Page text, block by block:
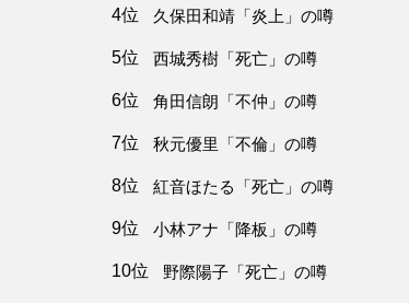
4位 久保田和靖「炎上」の噂
5位 西城秀樹「死亡」の噂
6位 角田信朗「不仲」の噂
7位 秋元優里「不倫」の噂
8位 紅音ほたる「死亡」の噂
9位 小林アナ「降板」の噂
10位 野際陽子「死亡」の噂